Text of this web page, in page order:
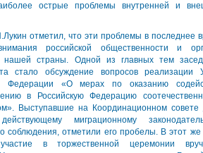
острые проблемы внутренней и
отметил, что эти проблемы в последнее
российской общественности и
нашей страны. Одной из главных тем
стало обсуждение вопросов реализации
Федерации «О мерах по оказанию
в Российскую Федерацию
Выступавшие на Координационном совете
миграционному
соблюдения, отметили его пробелы. В этот же
в торжественной церемонии